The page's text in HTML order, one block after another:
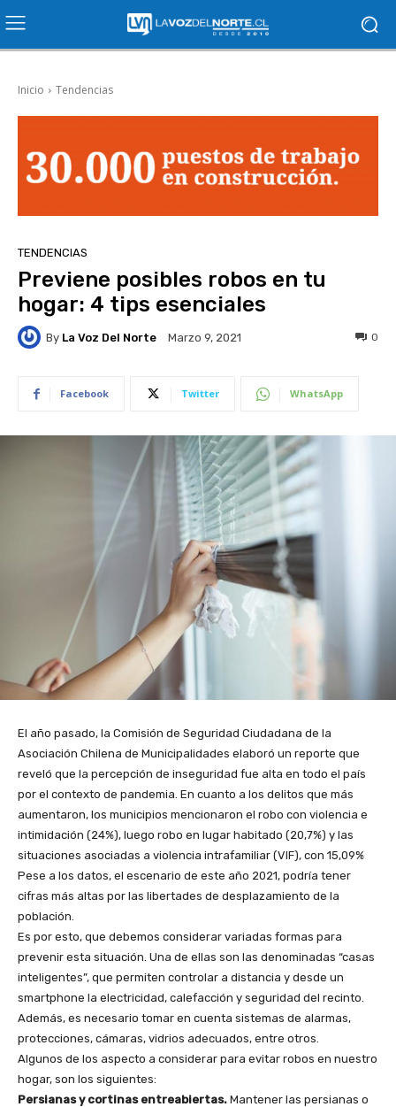
Inicio Tendencias
TENDENCIAS
Previene posibles robos en tu
hogar: 4 tips esenciales
By La Voz Del Norte Marzo 9, 2021 0
Facebook Twitter WhatsApp
El año pasado, la Comisión de Seguridad Ciudadana de la
Asociación Chilena de Municipalidades elaboró un reporte que
reveló que la percepción de inseguridad fue alta en todo el país
por el contexto de pandemia. En cuanto a los delitos que más
aumentaron, los municipios mencionaron el robo con violencia e
intimidación (24%), luego robo en lugar habitado (20,7%) y las
situaciones asociadas a violencia intrafamiliar (VIF), con 15,09%
Pese a los datos, el escenario de este año 2021, podría tener
cifras más altas por las libertades de desplazamiento de la
población.
Es por esto, que debemos considerar variadas formas para
prevenir esta situación. Una de ellas son las denominadas “casas
inteligentes”, que permiten controlar a distancia y desde un
smartphone la electricidad, calefacción y seguridad del recinto.
Además, es necesario tomar en cuenta sistemas de alarmas,
protecciones, cámaras, vidrios adecuados, entre otros.
Algunos de los aspecto a considerar para evitar robos en nuestro
hogar, son los siguientes:
Persianas y cortinas entreabiertas. Mantener las persianas o